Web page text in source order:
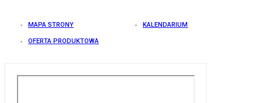
MAPA STRONY KALENDARIUM
OFERTA PRODUKTOWA